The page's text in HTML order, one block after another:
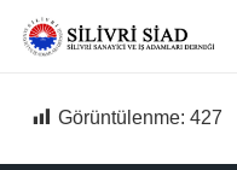
Görüntülenme: 427